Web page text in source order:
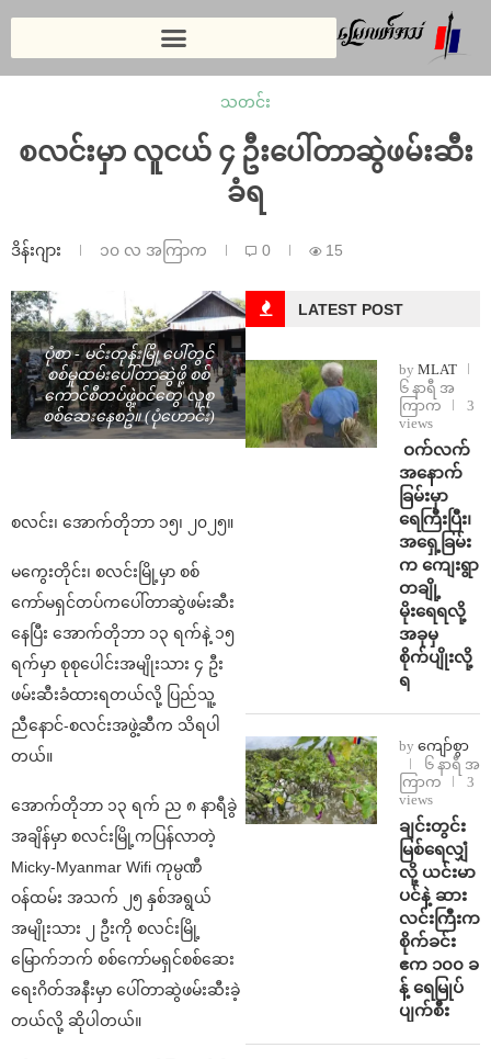
သတင်း
စလင်းမှာ လူငယ် ၄ ဦးပေါ်တာဆွဲဖမ်းဆီး
ခံရ
ဒိန်းဂျား ၁၀ လ အကြာက 0 15
ပုံစာ - မင်းတုန်းမြို့ပေါ်တွင်
စစ်မှုထမ်းပေါ်တာဆွဲဖို့ စစ်
ကောင်စီတပ်ဖွဲ့ဝင်တွေ လူစု
စစ်ဆေးနေစဥ်။ (ပုံဟောင်း)
စလင်း၊ အောက်တိုဘာ ၁၅၊ ၂၀၂၅။
မကွေးတိုင်း၊ စလင်းမြို့မှာ စစ်
ကော်မရှင်တပ်ကပေါ်တာဆွဲဖမ်းဆီး
နေပြီး အောက်တိုဘာ ၁၃ ရက်နဲ့ ၁၅
ရက်မှာ စုစုပေါင်းအမျိုးသား ၄ ဦး
ဖမ်းဆီးခံထားရတယ်လို့ ပြည်သူ့
ညီနောင်-စလင်းအဖွဲ့ဆီက သိရပါ
တယ်။
အောက်တိုဘာ ၁၃ ရက် ည ၈ နာရီခွဲ
အချိန်မှာ စလင်းမြို့ကပြန်လာတဲ့
Micky-Myanmar Wifi ကုမ္ပဏီ
ဝန်ထမ်း အသက် ၂၅ နှစ်အရွယ်
အမျိုးသား ၂ ဦးကို စလင်းမြို့
မြောက်ဘက် စစ်ကော်မရှင်စစ်ဆေး
ရေးဂိတ်အနီးမှာ ပေါ်တာဆွဲဖမ်းဆီးခဲ့
တယ်လို့ ဆိုပါတယ်။
LATEST POST
by MLAT
၆ နာရီ အ
ကြာက
3
views
⁩ ⁨ဝက်လက်
အနောက်
ခြမ်းမှာ
ရေကြီးပြီး၊
အရှေ့ခြမ်း
က ကျေးရွာ
တချို့
မိုးရေရလို့
အခုမှ
စိုက်ပျိုးလို့
ရ
by ကျော်စွာ
၆ နာရီ အ
ကြာက
3
views
ချင်းတွင်း
မြစ်ရေလျှံ
လို့ ယင်းမာ
ပင်နဲ့ ဆား
လင်းကြီးက
စိုက်ခင်း
ဧက ၁၀၀ ခ
န့် ရေမြုပ်
ပျက်စီး